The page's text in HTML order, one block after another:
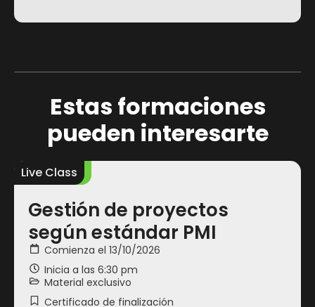
Estas formaciones
pueden interesarte
Live Class
Gestión de proyectos
según estándar PMI
Comienza el 13/10/2026
Inicia a las 6:30 pm
Material exclusivo
Certificado de finalización